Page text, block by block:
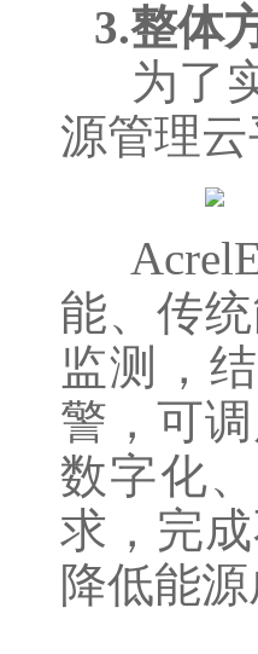
3.整体
为了
源管理
能、传
监测，
警，可
数字化
求，完
降低能